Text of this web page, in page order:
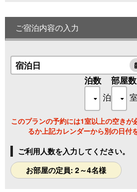
どなたにも快適に過ごしていた
トルームです。
イレ。楽に座れるベンチシート
ど、細部にまで心を配りました
・天然温泉の露天風呂
・シャワールーム
・洗面トイレ
・デッキテラス
・テレビ
ご宿泊内容の入力
宿泊日
泊数
泊
部屋数
室
このプランの予約には1室以上の空きが
るか上記カレンダーから別の日付
ご利用人数を入力してください。
お部屋の定員: 2～4名様